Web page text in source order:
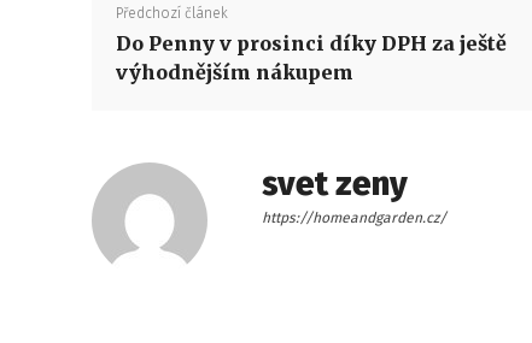
Předchozí článek
Do Penny v prosinci díky DPH za ještě
výhodnějším nákupem
svet zeny
https://homeandgarden.cz/